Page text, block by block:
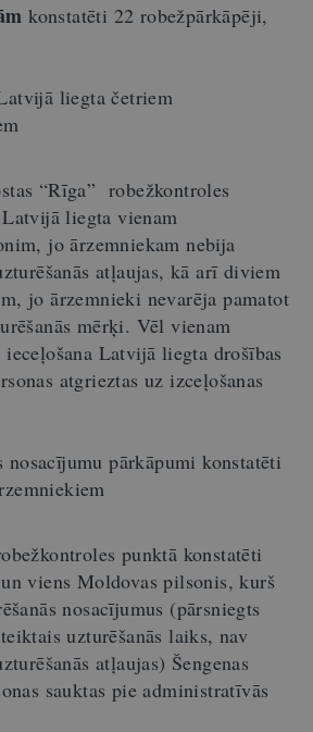
konstatēti 22 robežpārkāpēji,
liegta četriem
“Rīga” robežkontroles
liegta vienam
jo ārzemniekam nebija
atļaujas, kā arī diviem
jo ārzemnieki nevarēja pamatot
mērķi. Vēl vienam
Latvijā liegta drošības
atgrieztas uz izceļošanas
nosacījumu pārkāpumi konstatēti
punktā konstatēti
viens Moldovas pilsonis, kurš
nosacījumus (pārsniegts
uzturēšanās laiks, nav
atļaujas) Šengenas
sauktas pie administratīvās